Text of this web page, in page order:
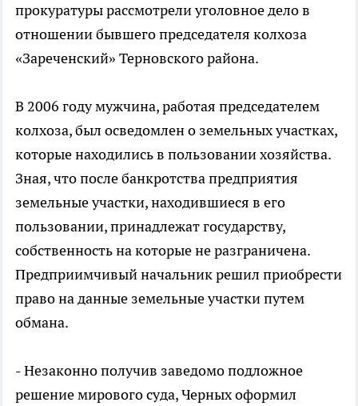
прокуратуры рассмотрели уголовное дело в
отношении бывшего председателя колхоза
«Зареченский» Терновского района.
В 2006 году мужчина, работая председателем
колхоза, был осведомлен о земельных участках,
которые находились в пользовании хозяйства.
Зная, что после банкротства предприятия
земельные участки, находившиеся в его
пользовании, принадлежат государству,
собственность на которые не разграничена.
Предприимчивый начальник решил приобрести
право на данные земельные участки путем
обмана.
- Незаконно получив заведомо подложное
решение мирового суда, Черных оформил